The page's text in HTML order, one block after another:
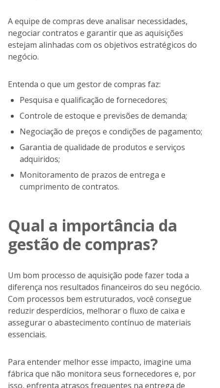
A equipe de compras deve analisar necessidades,
negociar contratos e garantir que as aquisições
estejam alinhadas com os objetivos estratégicos do
negócio.
Entenda o que um gestor de compras faz:
Pesquisa e qualificação de fornecedores;
Controle de estoque e previsões de demanda;
Negociação de preços e condições de pagamento;
Garantia de qualidade de produtos e serviços
adquiridos;
Monitoramento de prazos de entrega e
cumprimento de contratos.
Qual a importância da
gestão de compras?
Um bom processo de aquisição pode fazer toda a
diferença nos resultados financeiros do seu negócio.
Com processos bem estruturados, você consegue
reduzir desperdícios, melhorar o fluxo de caixa e
assegurar o abastecimento contínuo de materiais
essenciais.
Para entender melhor esse impacto, imagine uma
fábrica que não monitora seus fornecedores e, por
isso, enfrenta atrasos frequentes na entrega de